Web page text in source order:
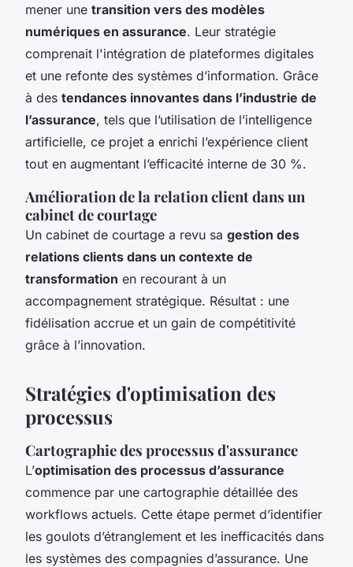
mener une transition vers des modèles
numériques en assurance. Leur stratégie
comprenait l'intégration de plateformes digitales
et une refonte des systèmes d’information. Grâce
à des tendances innovantes dans l’industrie de
l’assurance, tels que l’utilisation de l’intelligence
artificielle, ce projet a enrichi l’expérience client
tout en augmentant l’efficacité interne de 30 %.
Amélioration de la relation client dans un
cabinet de courtage
Un cabinet de courtage a revu sa gestion des
relations clients dans un contexte de
transformation en recourant à un
accompagnement stratégique. Résultat : une
fidélisation accrue et un gain de compétitivité
grâce à l’innovation.
Stratégies d'optimisation des
processus
Cartographie des processus d'assurance
L’optimisation des processus d’assurance
commence par une cartographie détaillée des
workflows actuels. Cette étape permet d’identifier
les goulots d’étranglement et les inefficacités dans
les systèmes des compagnies d’assurance. Une